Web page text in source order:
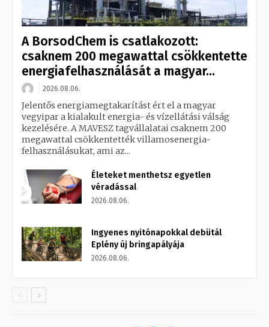
A BorsodChem is csatlakozott:
csaknem 200 megawattal csökkentette
energiafelhasználását a magyar...
2026.08.06.
Jelentős energiamegtakarítást ért el a magyar
vegyipar a kialakult energia- és vízellátási válság
kezelésére. A MAVESZ tagvállalatai csaknem 200
megawattal csökkentették villamosenergia-
felhasználásukat, ami az...
Életeket menthetsz egyetlen
véradással
2026.08.06.
Ingyenes nyitónapokkal debütál
Eplény új bringapályája
2026.08.06.